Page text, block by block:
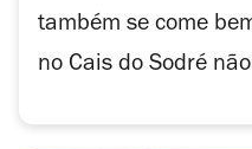
também se come
no Cais do Sodré